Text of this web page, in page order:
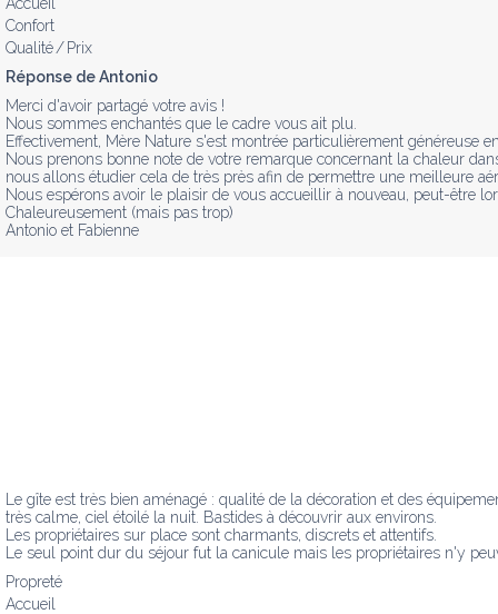
Confort
Qualité / Prix
Réponse de Antonio
Merci d'avoir partagé votre avis !
Nous sommes enchantés que le cadre vous ait plu.
Effectivement, Mère Nature s'est montrée particulièrement généreuse
Nous prenons bonne note de votre remarque concernant la chaleur
nous allons étudier cela de très près afin de permettre une meilleure
Nous espérons avoir le plaisir de vous accueillir à nouveau, peut-être
Chaleureusement (mais pas trop)
Antonio et Fabienne
Le gîte est très bien aménagé : qualité de la décoration et des
très calme, ciel étoilé la nuit. Bastides à découvrir aux environs.
Les propriétaires sur place sont charmants, discrets et attentifs.
Le seul point dur du séjour fut la canicule mais les propriétaires n'y
Propreté
Accueil